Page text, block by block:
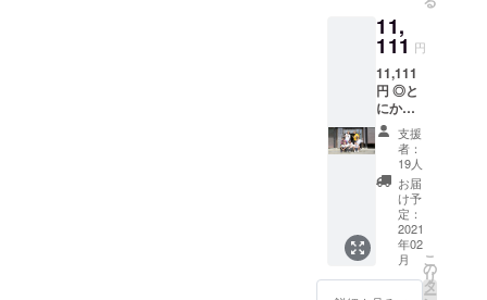
となり
ます
ん玉
太郎 ・
YASU＆
SHINN
OSUKE
オリ
ジナル
ロングT
シャツ
白・黒2
種類
（サイ
ズは各
S/M/L/X
L）から
お選び
にご支
援いた
だいた
団体名
＆ロゴ
を記載
備考の
欄に記
載する
団体名
を書い
て下さ
い（20
文字以
内）
（例
11,
111 円
11,111
円 ◎と
にかく
やす＆
しんの
すけを
全力応
援！
【ス
タッフ
全員か
らのお
礼動画&
支援
者：
19人
お届
け予
定：
2021
年02
月
こ
の
リ
タ
ー